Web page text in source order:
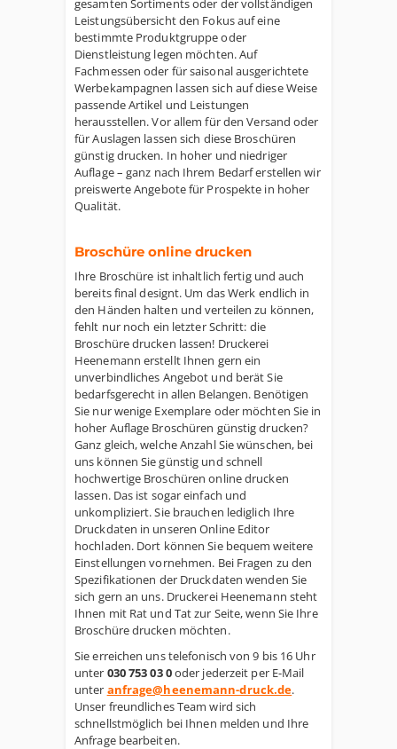
gesamten Sortiments oder der vollständigen
Leistungsübersicht den Fokus auf eine
bestimmte Produktgruppe oder
Dienstleistung legen möchten. Auf
Fachmessen oder für saisonal ausgerichtete
Werbekampagnen lassen sich auf diese Weise
passende Artikel und Leistungen
herausstellen. Vor allem für den Versand oder
für Auslagen lassen sich diese Broschüren
günstig drucken. In hoher und niedriger
Auflage – ganz nach Ihrem Bedarf erstellen wir
preiswerte Angebote für Prospekte in hoher
Qualität.
Broschüre online drucken
Ihre Broschüre ist inhaltlich fertig und auch
bereits final designt. Um das Werk endlich in
den Händen halten und verteilen zu können,
fehlt nur noch ein letzter Schritt: die
Broschüre drucken lassen! Druckerei
Heenemann erstellt Ihnen gern ein
unverbindliches Angebot und berät Sie
bedarfsgerecht in allen Belangen. Benötigen
Sie nur wenige Exemplare oder möchten Sie in
hoher Auflage Broschüren günstig drucken?
Ganz gleich, welche Anzahl Sie wünschen, bei
uns können Sie günstig und schnell
hochwertige Broschüren online drucken
lassen. Das ist sogar einfach und
unkompliziert. Sie brauchen lediglich Ihre
Druckdaten in unseren Online Editor
hochladen. Dort können Sie bequem weitere
Einstellungen vornehmen. Bei Fragen zu den
Spezifikationen der Druckdaten wenden Sie
sich gern an uns. Druckerei Heenemann steht
Ihnen mit Rat und Tat zur Seite, wenn Sie Ihre
Broschüre drucken möchten.
Sie erreichen uns telefonisch von 9 bis 16 Uhr
unter 030 753 03 0oder jederzeit per E-Mail
unter anfrage@heenemann-druck.de.
Unser freundliches Team wird sich
schnellstmöglich bei Ihnen melden und Ihre
Anfrage bearbeiten.